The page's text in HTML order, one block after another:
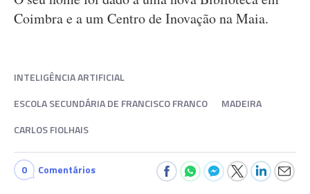
Coimbra e a um Centro de Inovação na Maia.
INTELIGÊNCIA ARTIFICIAL
ESCOLA SECUNDÁRIA DE FRANCISCO FRANCO
MADEIRA
CARLOS FIOLHAIS
0 Comentários